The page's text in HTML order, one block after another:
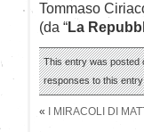
Tommaso
(da “La
This entry was posted
responses to this
« I MIRACOLI DI